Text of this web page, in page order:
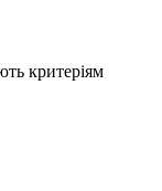
критеріям